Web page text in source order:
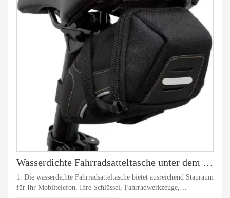
Wasserdichte Fahrradsatteltasche unter dem Sitz
1. Die wasserdichte Fahrradsatteltasche bietet ausreichend Stauraum
für Ihr Mobiltelefon, Ihre Schlüssel, Fahrradwerkzeuge,